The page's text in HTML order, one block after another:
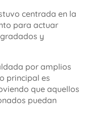
centrada en la
para actuar
y
por amplios
principal es
que aquellos
puedan